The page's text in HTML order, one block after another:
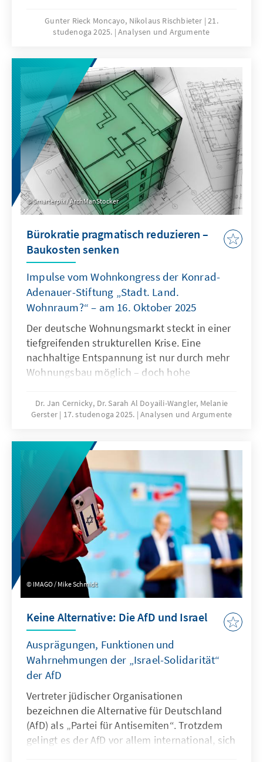
muss daher ihre Legitimität und Wirksamkeit
zurückgewinnen. Dies kann nur gelingen,
konzentriert, die Troika zu einer mehrjährigen
Planungsinstanz weiterentwickelt, die OECD
als Quasi-Sekretariat institutionell stärkt und
ihre Arbeitsweise stärker auf umsetzbare
Ergebnisse ausrichtet.
Gunter Rieck Moncayo, Nikolaus Rischbieter 21.
studenoga 2025. Analysen und Argumente
Smarterpix / ArchManStocker
Bürokratie pragmatisch reduzieren –
Baukosten senken
Impulse vom Wohnkongress der Konrad-
Adenauer-Stiftung „Stadt. Land.
Wohnraum?“ – am 16. Oktober 2025
Der deutsche Wohnungsmarkt steckt in einer
tiefgreifenden strukturellen Krise. Eine
nachhaltige Entspannung ist nur durch mehr
Wohnungsbau möglich – doch hohe
Vorgaben bremsen die Bautätigkeit erheblich.
Zur Lösung des Problems bedarf es einer
Komplexität.
Dr. Jan Cernicky, Dr. Sarah Al Doyaili-Wangler, Melanie
Gerster
17. studenoga 2025. Analysen und Argumente
IMAGO / Mike Schmidt
Keine Alternative: Die AfD und Israel
Ausprägungen, Funktionen und
Wahrnehmungen der „Israel-Solidarität“
der AfD
Vertreter jüdischer Organisationen
bezeichnen die Alternative für Deutschland
(AfD) als „Partei für Antisemiten“. Trotzdem
gelingt es der AfD vor allem international, sich